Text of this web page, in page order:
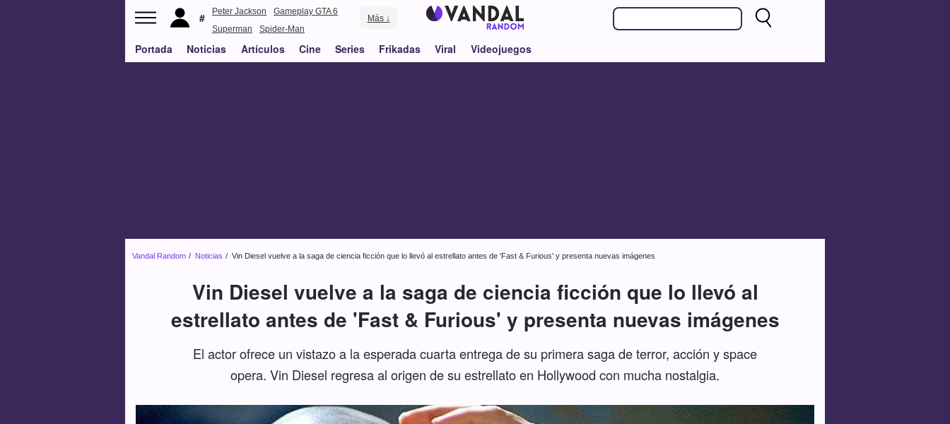
Peter Jackson
Gameplay GTA 6
Superman
Spider-Man
Más ↓
Portada Noticias Artículos Cine Series Frikadas Viral Videojuegos
Vandal Random Noticias Vin Diesel vuelve a la saga de ciencia ficción que lo llevó al estrellato antes de 'Fast & Furious' y presenta nuevas imágenes
Vin Diesel vuelve a la saga de ciencia ficción que lo llevó al
estrellato antes de 'Fast & Furious' y presenta nuevas imágenes
El actor ofrece un vistazo a la esperada cuarta entrega de su primera saga de terror, acción y space
opera. Vin Diesel regresa al origen de su estrellato en Hollywood con mucha nostalgia.